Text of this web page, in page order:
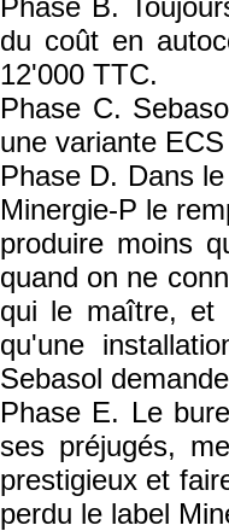
Phase B.
du coût en
12'000 TTC.
Phase C.
une variante
Phase D. Dans
Minergie-P le
produire moins
quand on ne
qui le maître, et
qu'une
Sebasol
Phase E. Le
ses préjugés,
prestigieux et
perdu le label